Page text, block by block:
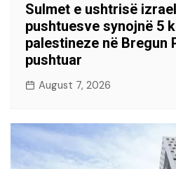
Sulmet e ushtrisë
pushtuesve synojnë 5
palestineze në Bregun
pushtuar
August 7, 2026